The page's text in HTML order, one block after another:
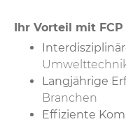
Ihr Vorteil mit FCP
Langjährige
Branchen
Effiziente